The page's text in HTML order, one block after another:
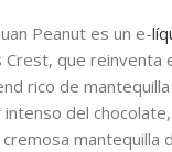
Peanut es un e-
Crest, que
rico de
del
mantequilla